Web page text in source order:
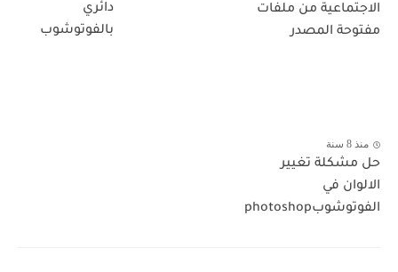
الاجتماعية من ملفات
مفتوحة المصدر
دائري
بالفوتوشوب
منذ 8 سنة
حل مشكلة تغيير
الالوان في
الفوتوشوبphotoshop